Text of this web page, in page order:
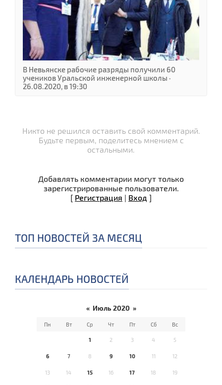
В Невьянске рабочие разряды получили 60
учеников Уральской инженерной школы ·
26.08.2020, в 19:30
Никто не решился оставить свой комментарий.
Будьте первым, поделитесь мнением с
остальными.
Добавлять комментарии могут только
зарегистрированные пользователи.
[ Регистрация | Вход ]
ТОП НОВОСТЕЙ ЗА МЕСЯЦ
КАЛЕНДАРЬ НОВОСТЕЙ
« Июль 2020 »
Пн Вт Ср Чт Пт Сб Вс
1 2 3 4 5
6 7 8 9 10 11 12
13 14 15 16 17 18 19